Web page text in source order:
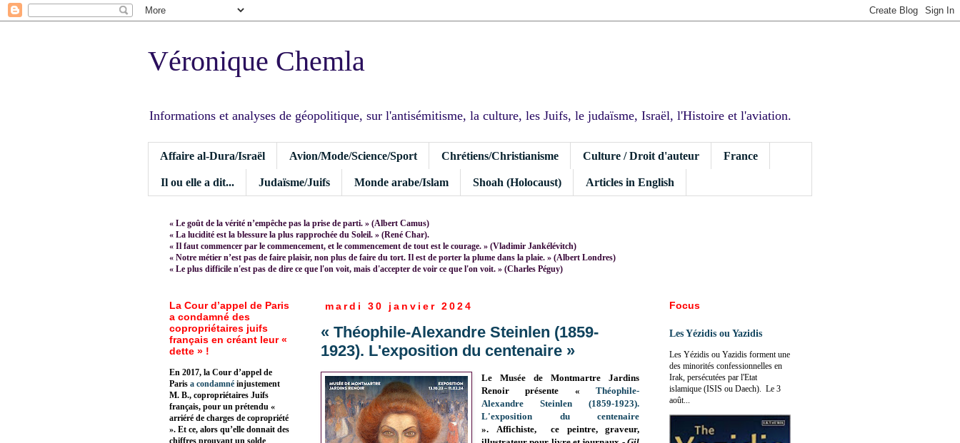
Véronique Chemla
Informations et analyses de géopolitique, sur l'antisémitisme, la culture, les Juifs, le judaïsme, Israël, l'Histoire et l'aviation.
Affaire al-Dura/Israël Avion/Mode/Science/Sport Chrétiens/Christianisme Culture / Droit d'auteur France
Il ou elle a dit... Judaïsme/Juifs Monde arabe/Islam Shoah (Holocaust) Articles in English
« Le goût de la vérité n’empêche pas la prise de parti. » (Albert Camus)
« La lucidité est la blessure la plus rapprochée du Soleil. » (René Char).
« Il faut commencer par le commencement, et le commencement de tout est le courage. » (Vladimir Jankélévitch)
« Notre métier n’est pas de faire plaisir, non plus de faire du tort. Il est de porter la plume dans la plaie. » (Albert Londres)
« Le plus difficile n'est pas de dire ce que l'on voit, mais d'accepter de voir ce que l'on voit. » (Charles Péguy)
mardi 30 janvier 2024
« Théophile-Alexandre Steinlen (1859-
1923). L'exposition du centenaire »
Le Musée de Montmartre Jardins
Renoir présente « Théophile-
Alexandre Steinlen (1859-1923).
L'exposition du centenaire
». Affichiste, ce peintre, graveur,
La Cour d’appel de Paris
a condamné des
copropriétaires juifs
français en créant leur «
dette » !
En 2017, la Cour d’appel de
Paris a condamné injustement
M. B., copropriétaires Juifs
français, pour un prétendu «
arriéré de charges de copropriété
». Et ce, alors qu’elle donnait des
Focus
Les Yézidis ou Yazidis
Les Yézidis ou Yazidis forment une
des minorités confessionnelles en
Irak, persécutées par l'Etat
islamique (ISIS ou Daech). Le 3
août...